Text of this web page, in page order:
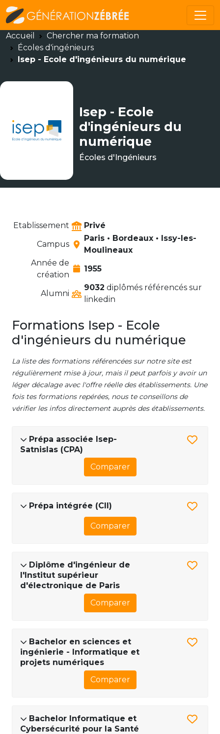
Accueil
Chercher ma formation
Écoles d'ingénieurs
Isep - Ecole d'ingénieurs du numérique
Isep - Ecole
d'ingénieurs du
numérique
Écoles d'Ingénieurs
Etablissement
Privé
Campus
Paris • Bordeaux • Issy-les-
Moulineaux
Année de
création
1955
Alumni
9032 diplômés référencés sur
linkedin
Formations Isep - Ecole
d'ingénieurs du numérique
La liste des formations référencées sur notre site est
régulièrement mise à jour, mais il peut parfois y avoir un
léger décalage avec l'offre réelle des établissements. Une
fois tes formations repérées, nous te conseillons de
vérifier les infos directement auprès des établissements.
Prépa associée Isep-
Satnislas (CPA)
Comparer
Prépa intégrée (CII)
Comparer
Diplôme d'ingénieur de
l'Institut supérieur
d'électronique de Paris
Comparer
Bachelor en sciences et
ingénierie - Informatique et
projets numériques
Comparer
Bachelor Informatique et
Cybersécurité pour la Santé